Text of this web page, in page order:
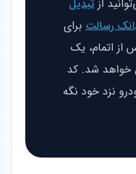
از تبدیل
رسالت برای
از اتمام، یک
خواهد شد. کد
نزد خود نگه